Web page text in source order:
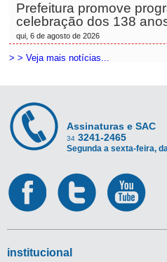
Prefeitura promove
celebração dos 138
qui, 6 de agosto de 2026
> > Veja mais notícias...
Assinaturas e SAC
34 3241-2465
Segunda a sexta-feira,
institucional